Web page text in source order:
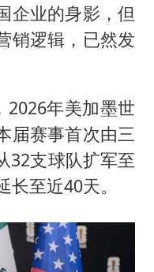
国乒男单横滨冠军赛全军覆没
《歌手2026》歌王
东航：国内客票提前14天免费退改
企业的身影，但
销逻辑，已然发
2026年美加墨世
届赛事首次由三
32支球队扩军至
至近40天。